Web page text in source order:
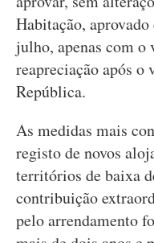
Habitação,
julho, apenas com o
reapreciação após o
República.
As medidas mais
registo de novos
territórios de baixa
contribuição
pelo arrendamento